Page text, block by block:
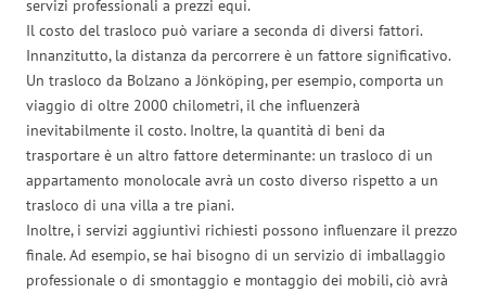
servizi professionali a prezzi equi.
Il costo del trasloco può variare a seconda di diversi fattori.
Innanzitutto, la distanza da percorrere è un fattore significativo.
Un trasloco da Bolzano a Jönköping, per esempio, comporta un
viaggio di oltre 2000 chilometri, il che influenzerà
inevitabilmente il costo. Inoltre, la quantità di beni da
trasportare è un altro fattore determinante: un trasloco di un
appartamento monolocale avrà un costo diverso rispetto a un
trasloco di una villa a tre piani.
Inoltre, i servizi aggiuntivi richiesti possono influenzare il prezzo
finale. Ad esempio, se hai bisogno di un servizio di imballaggio
professionale o di smontaggio e montaggio dei mobili, ciò avrà